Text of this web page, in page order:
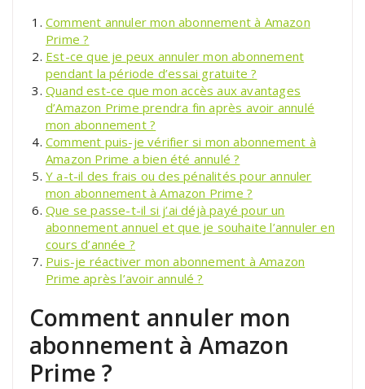
Comment annuler mon abonnement à Amazon
Prime ?
Est-ce que je peux annuler mon abonnement
pendant la période d’essai gratuite ?
Quand est-ce que mon accès aux avantages
d’Amazon Prime prendra fin après avoir annulé
mon abonnement ?
Comment puis-je vérifier si mon abonnement à
Amazon Prime a bien été annulé ?
Y a-t-il des frais ou des pénalités pour annuler
mon abonnement à Amazon Prime ?
Que se passe-t-il si j’ai déjà payé pour un
abonnement annuel et que je souhaite l’annuler en
cours d’année ?
Puis-je réactiver mon abonnement à Amazon
Prime après l’avoir annulé ?
Comment annuler mon
abonnement à Amazon
Prime ?